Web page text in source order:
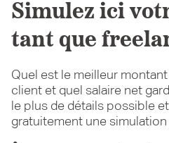
Simulez ici
tant que
Quel est le meilleur
client et quel salaire net
le plus de détails possible
gratuitement une